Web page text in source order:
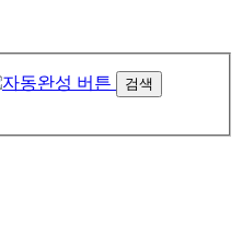
검색